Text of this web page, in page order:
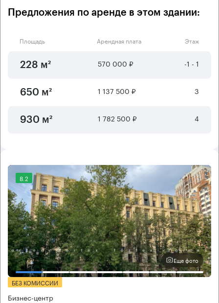
Предложения по аренде в этом здании:
Площадь Арендная плата Этаж
228 м² 570 000 ₽ -1 - 1
650 м² 1 137 500 ₽ 3
930 м² 1 782 500 ₽ 4
8.2
Еще фото
БЕЗ КОМИССИИ
Бизнес-центр